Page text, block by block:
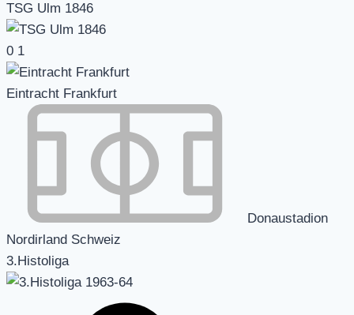
TSG Ulm 1846
0 1
Eintracht Frankfurt
Donaustadion
Nordirland Schweiz
3.Histoliga